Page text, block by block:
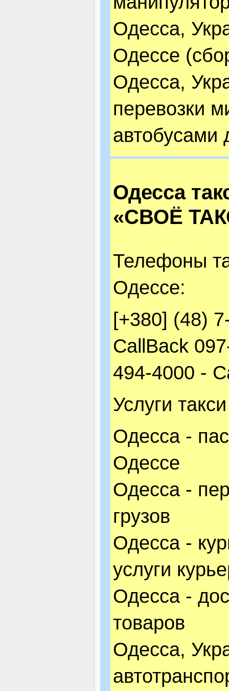
Одесса,
Одессе
Одесса,
перевозки
автобусами
Одесса
«СВОЁ
Телефоны
Одессе:
[+380] (48)
CallBack
494-4000 -
Услуги
Одесса -
Одессе
Одесса -
грузов
Одесса -
услуги
Одесса -
товаров
Одесса,